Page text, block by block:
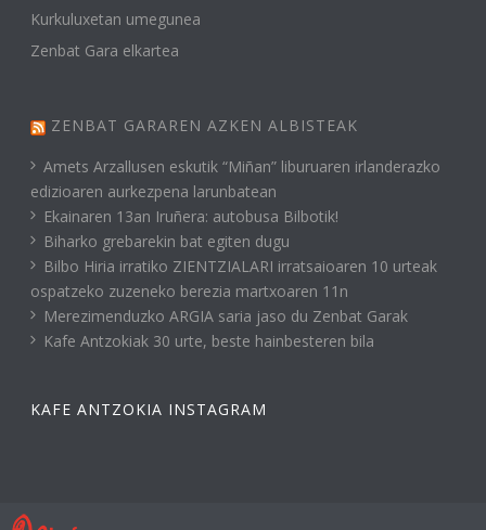
Kurkuluxetan umegunea
Zenbat Gara elkartea
ZENBAT GARAREN AZKEN ALBISTEAK
Amets Arzallusen eskutik “Miñan” liburuaren irlanderazko
edizioaren aurkezpena larunbatean
Ekainaren 13an Iruñera: autobusa Bilbotik!
Biharko grebarekin bat egiten dugu
Bilbo Hiria irratiko ZIENTZIALARI irratsaioaren 10 urteak
ospatzeko zuzeneko berezia martxoaren 11n
Merezimenduzko ARGIA saria jaso du Zenbat Garak
Kafe Antzokiak 30 urte, beste hainbesteren bila
KAFE ANTZOKIA INSTAGRAM